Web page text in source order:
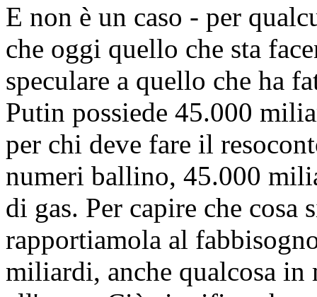
E non è un caso - per
che oggi quello che sta
speculare a quello che ha
Putin possiede 45.000
per chi deve fare il
numeri ballino, 45.000
di gas. Per capire che cosa
rapportiamola al
miliardi, anche qualcosa